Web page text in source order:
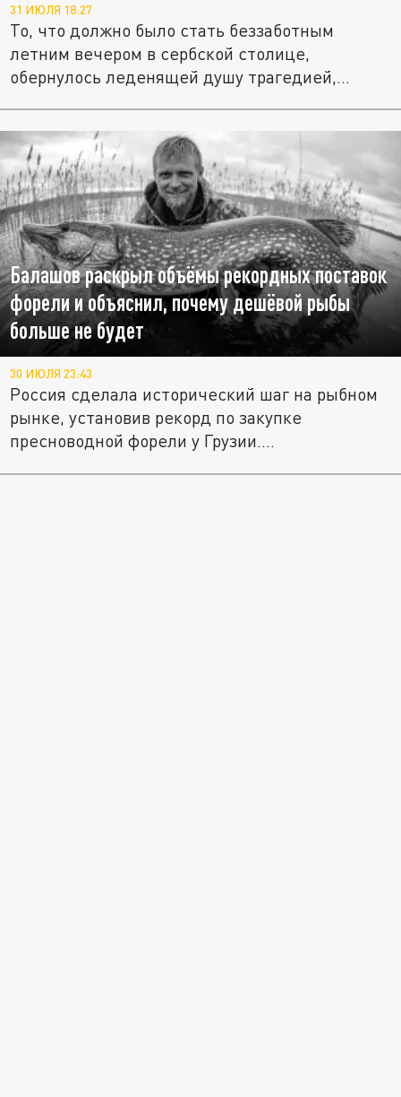
31 ИЮЛЯ 18:27
То, что должно было стать беззаботным
летним вечером в сербской столице,
обернулось леденящей душу трагедией,...
Балашов раскрыл объёмы рекордных поставок
форели и объяснил, почему дешёвой рыбы
больше не будет
30 ИЮЛЯ 23:43
Россия сделала исторический шаг на рыбном
рынке, установив рекорд по закупке
пресноводной форели у Грузии....